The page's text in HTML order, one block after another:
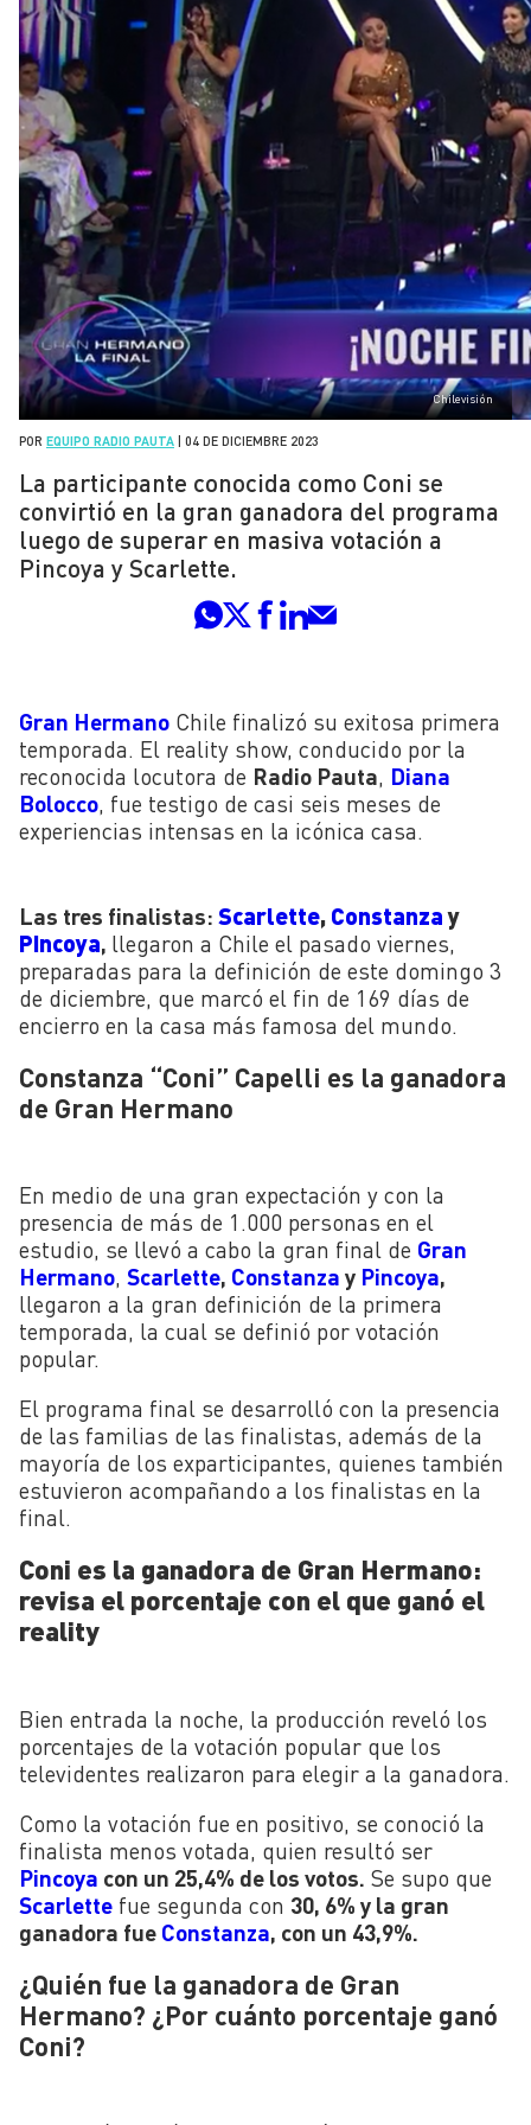
Chilevisión
POR EQUIPO RADIO PAUTA 04 DE DICIEMBRE 2023
La participante conocida como Coni se
convirtió en la gran ganadora del programa
luego de superar en masiva votación a
Pincoya y Scarlette.
Gran Hermano Chile finalizó su exitosa primera
temporada. El reality show, conducido por la
reconocida locutora de Radio Pauta Diana
Bolocco , fue testigo de casi seis meses de
experiencias intensas en la icónica casa.
Las tres finalistas: Scarlette, Constanzay
Pincoya, llegaron a Chile el pasado viernes,
preparadas para la definición de este domingo 3
de diciembre, que marcó el fin de 169 días de
encierro en la casa más famosa del mundo.
Constanza “Coni” Capelli es la ganadora
de Gran Hermano
En medio de una gran expectación y con la
presencia de más de 1.000 personas en el
estudio, se llevó a cabo la gran final de Gran
Hermano, Scarlette, Constanza y Pincoya,
llegaron a la gran definición de la primera
temporada, la cual se definió por votación
popular.
El programa final se desarrolló con la presencia
de las familias de las finalistas, además de la
mayoría de los exparticipantes, quienes también
estuvieron acompañando a los finalistas en la
final.
Coni es la ganadora de Gran Hermano:
revisa el porcentaje con el que ganó el
reality
Bien entrada la noche, la producción reveló los
porcentajes de la votación popular que los
televidentes realizaron para elegir a la ganadora.
Como la votación fue en positivo, se conoció la
finalista menos votada, quien resultó ser
Pincoya con un 25,4% de los votos. Se supo que
Scarlette fue segunda con 30, 6% y la gran
ganadora fue Constanza, con un 43,9%.
¿Quién fue la ganadora de Gran
Hermano? ¿Por cuánto porcentaje ganó
Coni?